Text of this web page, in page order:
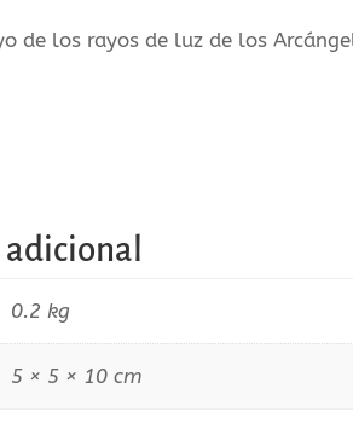
de los rayos de luz de los
0.2 kg
5 × 5 × 10 cm